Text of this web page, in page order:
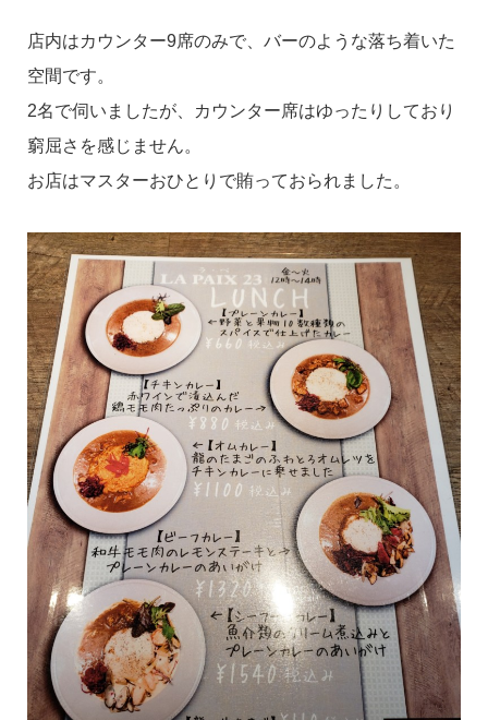
店内はカウンター9席のみで、バーのような落ち着いた
空間です。
2名で伺いましたが、カウンター席はゆったりしており
窮屈さを感じません。
お店はマスターおひとりで賄っておられました。